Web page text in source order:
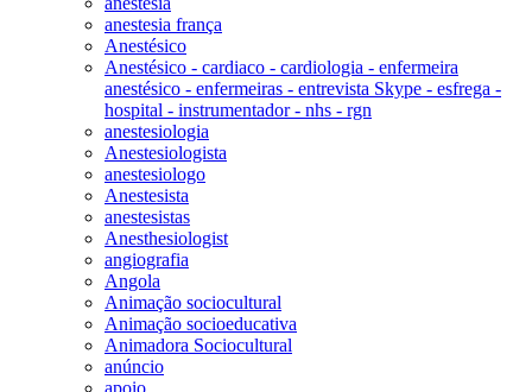
anestesia frança
Anestésico
Anestésico - cardiaco - cardiologia - enfermeira
anestésico - enfermeiras - entrevista Skype - esfrega -
hospital - instrumentador - nhs - rgn
anestesiologia
Anestesiologista
anestesiologo
Anestesista
anestesistas
Anesthesiologist
angiografia
Angola
Animação sociocultural
Animação socioeducativa
Animadora Sociocultural
anúncio
apoio